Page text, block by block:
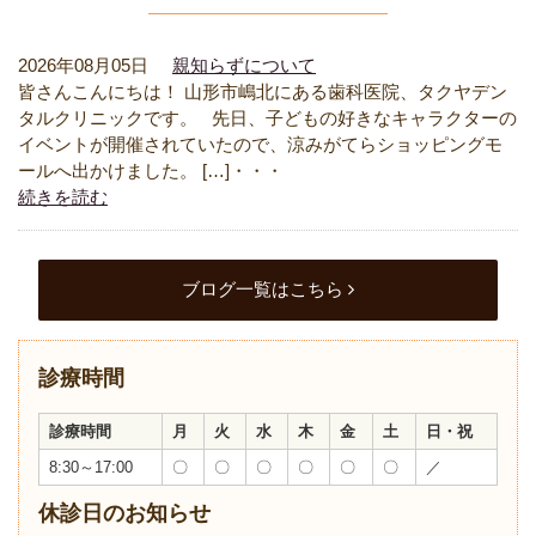
2026年08月05日
親知らずについて
皆さんこんにちは！ 山形市嶋北にある歯科医院、タクヤデン
タルクリニックです。 先日、子どもの好きなキャラクターの
イベントが開催されていたので、涼みがてらショッピングモ
ールへ出かけました。 […]・・・
続きを読む
ブログ一覧はこちら
診療時間
診療時間 月 火 水 木 金 土
日・祝
8:30～17:00
〇 〇 〇 〇 〇 〇 ／
休診日のお知らせ